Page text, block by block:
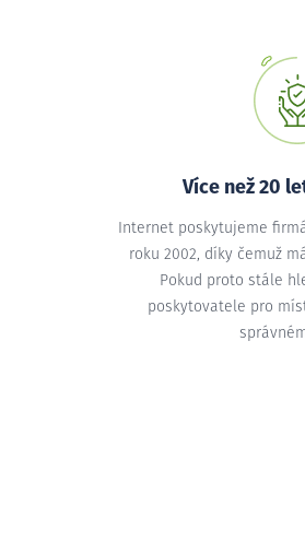
Více než 20
Internet poskytujeme
roku 2002, díky čemuž
Pokud proto stále
poskytovatele pro